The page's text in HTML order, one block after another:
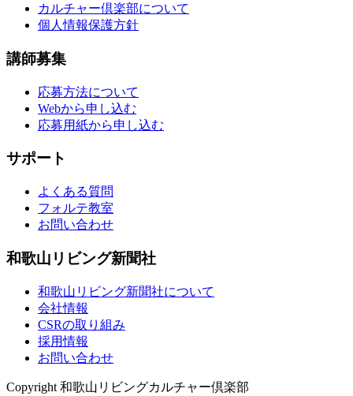
カルチャー倶楽部について
個人情報保護方針
講師募集
応募方法について
Webから申し込む
応募用紙から申し込む
サポート
よくある質問
フォルテ教室
お問い合わせ
和歌山リビング新聞社
和歌山リビング新聞社について
会社情報
CSRの取り組み
採用情報
お問い合わせ
Copyright 和歌山リビングカルチャー倶楽部